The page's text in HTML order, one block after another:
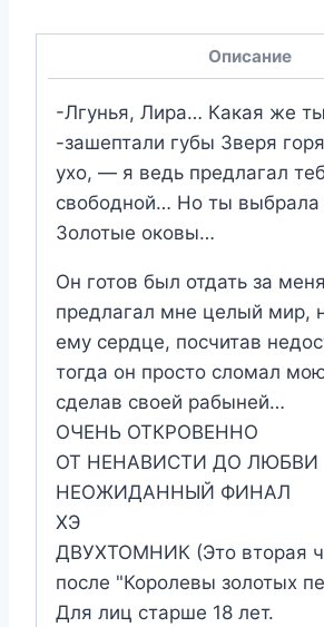
Описание
-Лгунья, Лира… Какая же
-зашептали губы Зверя
ухо, — я ведь предлагал
свободной… Но ты
Золотые оковы…
Он готов был отдать за
предлагал мне целый мир,
ему сердце, посчитав
тогда он просто сломал
сделав своей рабыней…
ОЧЕНЬ ОТКРОВЕННО
ОТ НЕНАВИСТИ ДО ЛЮБВИ
НЕОЖИДАННЫЙ ФИНАЛ
ХЭ
ДВУХТОМНИК (Это вторая
после "Королевы золотых
Для лиц старше 18 лет.